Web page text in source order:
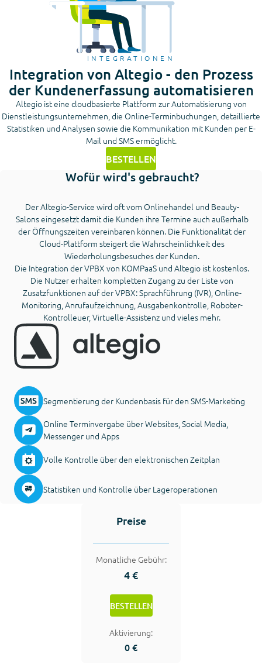
INTEGRATIONEN
Integration von Altegio - den Prozess
der Kundenerfassung automatisieren
Altegio ist eine cloudbasierte Plattform zur Automatisierung von
Dienstleistungsunternehmen, die Online-Terminbuchungen, detaillierte
Statistiken und Analysen sowie die Kommunikation mit Kunden per E-
Mail und SMS ermöglicht.
BESTELLEN
Wofür wird's gebraucht?
Der Altegio-Service wird oft vom Onlinehandel und Beauty-
Salons eingesetzt damit die Kunden ihre Termine auch außerhalb
der Öffnungszeiten vereinbaren können. Die Funktionalität der
Cloud-Plattform steigert die Wahrscheinlichkeit des
Wiederholungsbesuches der Kunden.
Die Integration der VPBX von KOMPaaS und Altegio ist kostenlos.
Die Nutzer erhalten kompletten Zugang zu der Liste von
Zusatzfunktionen auf der VPBX: Sprachführung (IVR), Online-
Monitoring, Anrufaufzeichnung, Ausgabenkontrolle, Roboter-
Kontrolleuer, Virtuelle-Assistenz und vieles mehr.
Segmentierung der Kundenbasis für den SMS-Marketing
Online Terminvergabe über Websites, Social Media,
Messenger und Apps
Volle Kontrolle über den elektronischen Zeitplan
Statistiken und Kontrolle über Lageroperationen
Preise
Monatliche Gebühr:
4 €
BESTELLEN
Aktivierung:
0 €